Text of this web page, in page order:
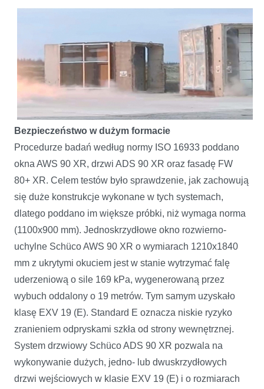
Bezpieczeństwo w dużym formacie
Procedurze badań według normy ISO 16933 poddano
okna AWS 90 XR, drzwi ADS 90 XR oraz fasadę FW
80+ XR. Celem testów było sprawdzenie, jak zachowują
się duże konstrukcje wykonane w tych systemach,
dlatego poddano im większe próbki, niż wymaga norma
(1100x900 mm). Jednoskrzydłowe okno rozwierno-
uchylne Schüco AWS 90 XR o wymiarach 1210x1840
mm z ukrytymi okuciem jest w stanie wytrzymać falę
uderzeniową o sile 169 kPa, wygenerowaną przez
wybuch oddalony o 19 metrów. Tym samym uzyskało
klasę EXV 19 (E). Standard E oznacza niskie ryzyko
zranieniem odpryskami szkła od strony wewnętrznej.
System drzwiowy Schüco ADS 90 XR pozwala na
wykonywanie dużych, jedno- lub dwuskrzydłowych
drzwi wejściowych w klasie EXV 19 (E) i o rozmiarach